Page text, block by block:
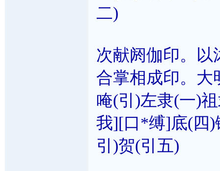
二)
次献阏伽印。以
合掌相成印。大
唵(引)左隶(一)
我][口*缚]底(四)
引)贺(引五)